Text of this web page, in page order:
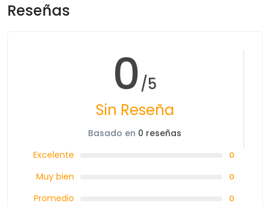
Reseñas
0/5
Sin Reseña
Basado en 0 reseñas
Excelente
0
Muy bien 0
Promedio 0